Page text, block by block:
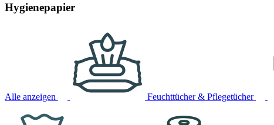
Hygienepapier
Alle anzeigen Feuchttücher & Pflegetücher